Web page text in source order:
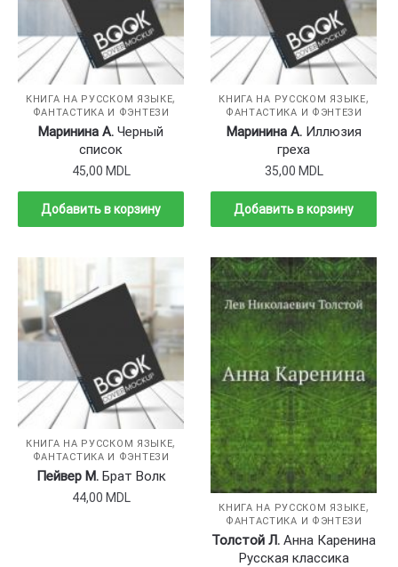
КНИГА НА РУССКОМ ЯЗЫКЕ,
ФАНТАСТИКА И ФЭНТЕЗИ
Маринина А. Черный
список
45,00 MDL
Добавить в корзину
КНИГА НА РУССКОМ ЯЗЫКЕ,
ФАНТАСТИКА И ФЭНТЕЗИ
Маринина А.Иллюзия
греха
35,00 MDL
Добавить в корзину
КНИГА НА РУССКОМ ЯЗЫКЕ,
ФАНТАСТИКА И ФЭНТЕЗИ
Пейвер М.Брат Волк
44,00 MDL
КНИГА НА РУССКОМ ЯЗЫКЕ,
ФАНТАСТИКА И ФЭНТЕЗИ
Толстой Л. Анна Каренина
Русская классика